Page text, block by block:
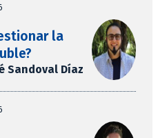
la
Sandoval Díaz